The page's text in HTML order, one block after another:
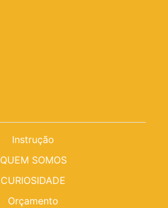
Instrução
QUEM SOMOS
CURIOSIDADE
Orçamento